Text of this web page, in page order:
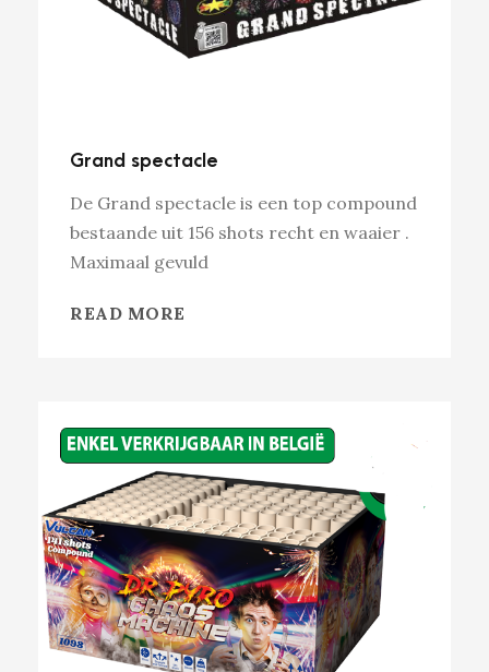
Grand spectacle
De Grand spectacle is een top compound
bestaande uit 156 shots recht en waaier .
Maximaal gevuld
READ MORE